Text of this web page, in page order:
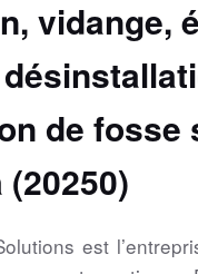
vidange,
de fosse
est